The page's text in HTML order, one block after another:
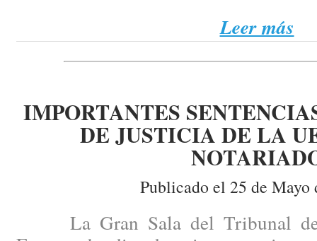
Leer más
IMPORTANTES
DE JUSTICIA DE LA
Publicado el 25 de Mayo
La Gran Sala del Tribunal de